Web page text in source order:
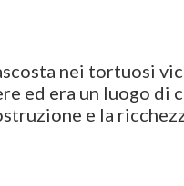
nei tortuosi
ed era un luogo di
e la